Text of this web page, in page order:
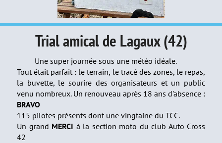
Trial amical de Lagaux (42)
Une super journée sous une météo idéale.
Tout était parfait : le terrain, le tracé des zones, le repas,
la buvette, le sourire des organisateurs et un public
venu nombreux. Un renouveau après 18 ans d'absence :
BRAVO
115 pilotes présents dont une vingtaine du TCC.
Un grand MERCI à la section moto du club Auto Cross
42